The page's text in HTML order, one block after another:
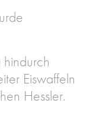
Eiswaffeln
Hessler.